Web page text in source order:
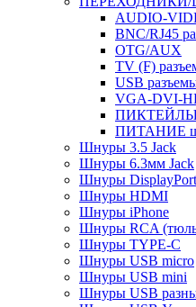
AUDIO-
BNC/RJ45
OTG/AUX
TV (F)
USB
VGA-DVI-
ПИКТЕЙЛЫ
ПИТАНИЕ
Шнуры 3.5 Jack
Шнуры 6.3мм Jack
Шнуры DisplayPort
Шнуры HDMI
Шнуры iPhone
Шнуры RCA
Шнуры TYPE-C
Шнуры USB micro
Шнуры USB mini
Шнуры USB